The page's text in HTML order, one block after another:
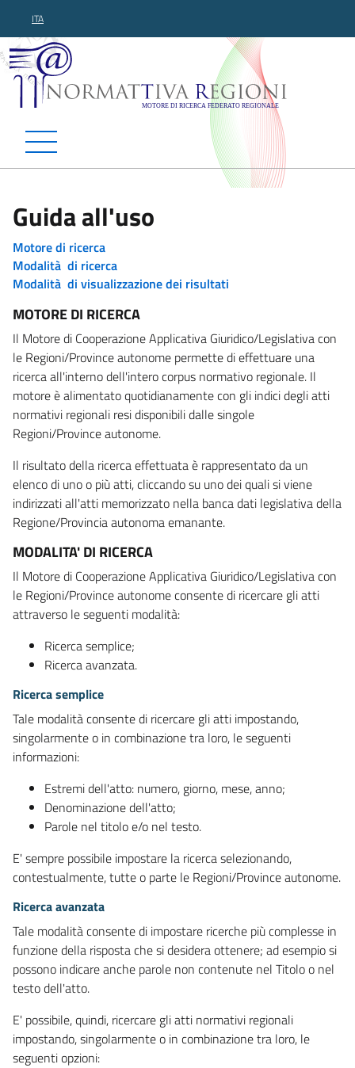
ITA
Normattiva Regioni -
Guida all'uso
Motore di ricerca
Modalità di ricerca
Modalità di visualizzazione dei risultati
MOTORE DI RICERCA
Il Motore di Cooperazione Applicativa Giuridico/Legislativa con
le Regioni/Province autonome permette di effettuare una
ricerca all'interno dell'intero corpus normativo regionale. Il
motore è alimentato quotidianamente con gli indici degli atti
normativi regionali resi disponibili dalle singole
Regioni/Province autonome.
Il risultato della ricerca effettuata è rappresentato da un
elenco di uno o più atti, cliccando su uno dei quali si viene
indirizzati all'atti memorizzato nella banca dati legislativa della
Regione/Provincia autonoma emanante.
MODALITA' DI RICERCA
Il Motore di Cooperazione Applicativa Giuridico/Legislativa con
le Regioni/Province autonome consente di ricercare gli atti
attraverso le seguenti modalità:
Ricerca semplice;
Ricerca avanzata.
Ricerca semplice
Tale modalità consente di ricercare gli atti impostando,
singolarmente o in combinazione tra loro, le seguenti
informazioni:
Estremi dell'atto: numero, giorno, mese, anno;
Denominazione dell'atto;
Parole nel titolo e/o nel testo.
E' sempre possibile impostare la ricerca selezionando,
contestualmente, tutte o parte le Regioni/Province autonome.
Ricerca avanzata
Tale modalità consente di impostare ricerche più complesse in
funzione della risposta che si desidera ottenere; ad esempio si
possono indicare anche parole non contenute nel Titolo o nel
testo dell'atto.
E' possibile, quindi, ricercare gli atti normativi regionali
impostando, singolarmente o in combinazione tra loro, le
seguenti opzioni: